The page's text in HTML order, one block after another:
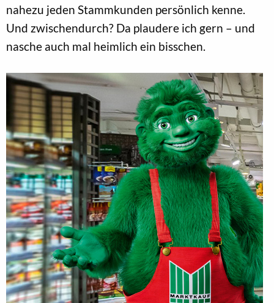
nahezu jeden Stammkunden persönlich kenne.
Und zwischendurch? Da plaudere ich gern – und
nasche auch mal heimlich ein bisschen.